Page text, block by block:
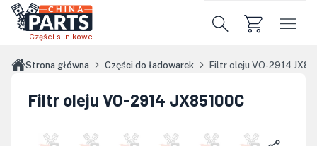
Przejdź do treści głównej
Części silnikowe
Strona główna Części do ładowarek Filtr oleju VO-2914
Filtr oleju VO-2914 JX85100C